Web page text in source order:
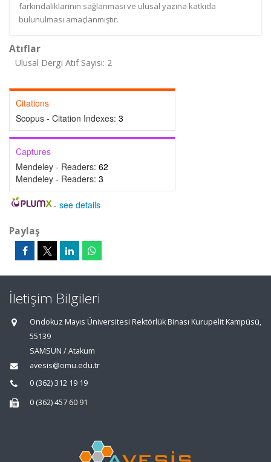
farkındalıklarının sağlanması ve ulusal yazına katkıda
bulunulması amaçlanmıştır.
Atıflar
Ulusal Dergi Atıf Sayısı: 2
Citations
Scopus - Citation Indexes: 3
Captures
Mendeley - Readers: 62
Mendeley - Readers: 3
- see details
Paylaş
İletişim Bilgileri
Ondokuz Mayıs Üniversitesi Rektörlük Binası Kurupelit Kampüsü,
55139
SAMSUN / Atakum
avesis@omu.edu.tr
0 (362) 312 19 19
0 (362) 457 60 91